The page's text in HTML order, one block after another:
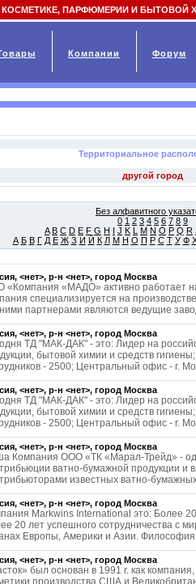
Территориальное
Без алфавитного
0 1 2 3 4 5 6 7 8 9
A B C D E F G H I J K L M N O P Q R
А Б В Г Д Е Ж З И Й К Л М Н О П Р С Т У Ф
<нет>, р-н <нет>, город Москва
«Компания «МАДО» активно работает
специализируется на
партнерами являются ведущие
<нет>, р-н <нет>, город Москва
ТД "МАК-ДАК" - это: Лидер на
бытовой химии и средств
- 2500; Центральный офис - г.
<нет>, р-н <нет>, город Москва
ТД "МАК-ДАК" - это: Лидер на
бытовой химии и средств
- 2500; Центральный офис - г.
<нет>, р-н <нет>, город Москва
Компания ООО «ТК «Марал-Трейд» -
ватно-бумажной продукции и
известных ватно-
<нет>, р-н <нет>, город Москва
Markwins International это: Более
20 лет успешного сотрудничества с
Европы, Америки и Азии. Философия
<нет>, р-н <нет>, город Москва
был основан в 1991 г. как
производства США и
ПАРФЮМЕРИИ И БЫТОВОЙ
Компании Форум